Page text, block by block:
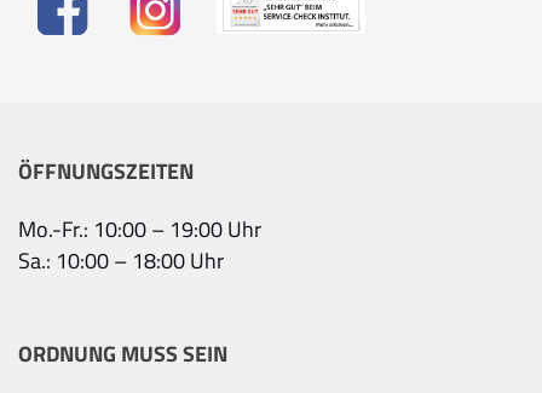
ÖFFNUNGSZEITEN
Mo.-Fr.: 10:00 – 19:00 Uhr
Sa.: 10:00 – 18:00 Uhr
ORDNUNG MUSS SEIN